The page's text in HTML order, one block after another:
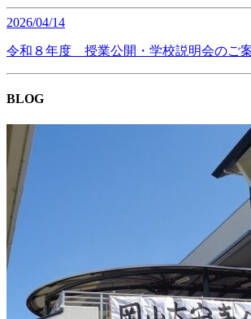
2026/04/14
令和８年度 授業公開・学校説明会のご
BLOG